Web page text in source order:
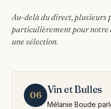
Au-delà du direct, plusieurs
particulièrement pour notre
une sélection.
06 Vin et Bulles
Mélanie Boude